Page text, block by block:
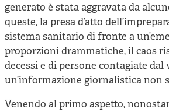
generato è stata aggravata da
queste, la presa d’atto
sistema sanitario di fronte a
proporzioni drammatiche, il caos
decessi e di persone contagiate dal
un’informazione giornalistica non
Venendo al primo aspetto,